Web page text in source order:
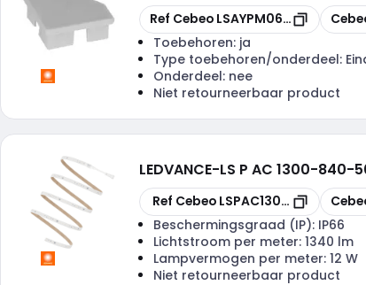
Kopiëren
Ref Cebeo LSAYPM06EC
Toebehoren: ja
Type toebehoren/onderdeel:
Onderdeel: nee
Niet retourneerbaar product
LEDVANCE-LS P AC 1300-840-
Kopiëren
Ref Cebeo LSPAC130084050M
Beschermingsgraad (IP): IP66
Lichtstroom per meter: 1340 lm
Lampvermogen per meter: 12 W
Niet retourneerbaar product